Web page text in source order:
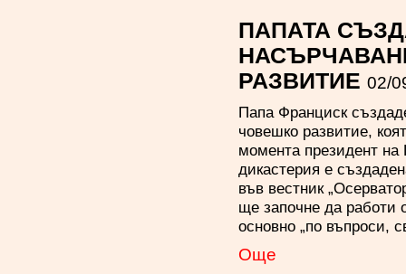
ПАПАТА
РАЗВИТИЕ 02/
Папа Франциск
човешко развитие,
момента президент
дикастерия е
във вестник
ще започне да работи
основно „по въпроси,
Oще